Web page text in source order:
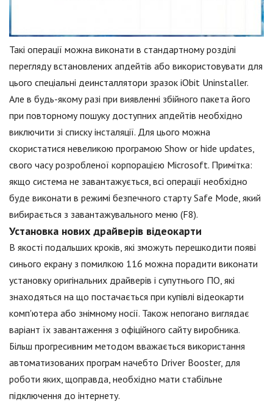
Такі операції можна виконати в стандартному розділі
перегляду встановлених апдейтів або використовувати для
цього спеціальні деинсталлятори зразок iObit Uninstaller.
Але в будь-якому разі при виявленні збійного пакета його
при повторному пошуку доступних апдейтів необхідно
виключити зі списку інсталяції. Для цього можна
скористатися невеликою програмою Show or hide updates,
свого часу розробленої корпорацією Microsoft. Примітка:
якщо система не завантажується, всі операції необхідно
буде виконати в режимі безпечного старту Safe Mode, який
вибирається з завантажувального меню (F8).
Установка нових драйверів відеокарти
В якості подальших кроків, які зможуть перешкодити появі
синього екрану з помилкою 116 можна порадити виконати
установку оригінальних драйверів і супутнього ПО, які
знаходяться на що постачається при купівлі відеокарти
комп'ютера або знімному носії. Також непогано виглядає
варіант їх завантаження з офіційного сайту виробника.
Більш прогресивним методом вважається використання
автоматизованих програм начебто Driver Booster, для
роботи яких, щоправда, необхідно мати стабільне
підключення до інтернету.